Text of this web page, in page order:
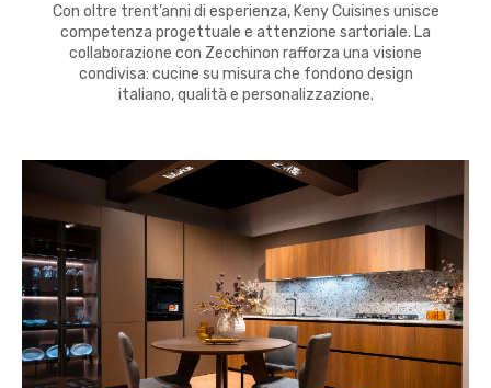
Con oltre trent’anni di esperienza, Keny Cuisines unisce
competenza progettuale e attenzione sartoriale. La
collaborazione con Zecchinon rafforza una visione
condivisa: cucine su misura che fondono design
italiano, qualità e personalizzazione.